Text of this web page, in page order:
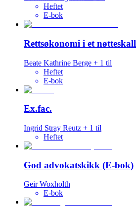
Heftet
E-bok
Rettsøkonomi i et nøtteskall
Beate Kathrine Berge + 1 til
Heftet
E-bok
Ex.fac.
Ingrid Stray Reutz + 1 til
Heftet
God advokatskikk (E-bok)
Geir Woxholth
E-bok